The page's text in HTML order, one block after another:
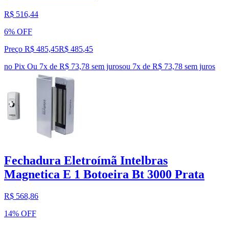
R$ 516,44
6% OFF
Preço R$ 485,45R$ 485,45
no Pix Ou 7x de R$ 73,78 sem jurosou 7x de R$ 73,78 sem juros
Fechadura Eletroímã Intelbras
Magnetica E 1 Botoeira Bt 3000 Prata
R$ 568,86
14% OFF